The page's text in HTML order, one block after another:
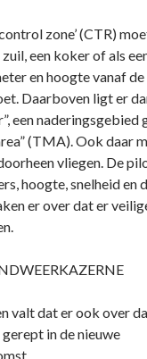
zone’ (CTR)
een koker of als
en hoogte vanaf
Daarboven ligt er
een naderingsgebied
(TMA). Ook daar
vliegen. De
hoogte, snelheid en
er over dat er
valt dat er ook over
in de nieuwe